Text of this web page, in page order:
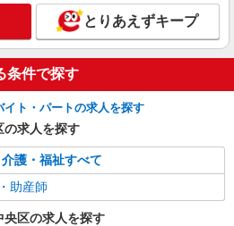
社 メディカルケア事業部/熊本オフィ
円 ★週払いOK（規定あり） ※給与
能力による
熊本市中央区 【最寄駅】JR豊肥本線
」駅 ★マイカー・バイク通勤もOK！
）
詳細を見る
とりあえずキープ
条件で探す
ト・パートの求人を探す
の求人を探す
護・福祉すべて
助産師
央区の求人を探す